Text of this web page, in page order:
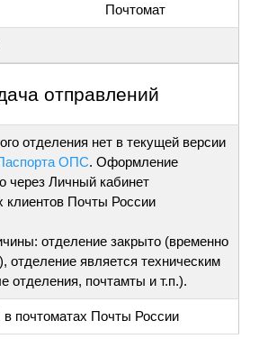
Почтомат
отправлений
отделения нет в текущей версии
ОПС. Оформление
через Личный кабинет
клиентов Почты России
отделение закрыто (временно
отделение является техническим
отделения, почтамты и т.п.).
почтоматах Почты России